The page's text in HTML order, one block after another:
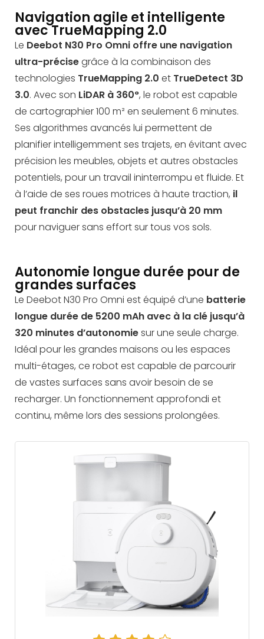
Navigation agile et intelligente
avec TrueMapping 2.0
Le Deebot N30 Pro Omni offre une navigation
ultra-précisegrâce à la combinaison des
technologies TrueMapping 2.0 et TrueDetect 3D
3.0. Avec son LiDAR à 360°, le robot est capable
de cartographier 100 m² en seulement 6 minutes.
Ses algorithmes avancés lui permettent de
planifier intelligemment ses trajets, en évitant avec
précision les meubles, objets et autres obstacles
potentiels, pour un travail ininterrompu et fluide. Et
à l’aide de ses roues motrices à haute traction, il
peut franchir des obstacles jusqu’à 20 mm
pournaviguer sans effort sur tous vos sols.
Autonomie longue durée pour de
grandes surfaces
Le Deebot N30 Pro Omni est équipé d’une batterie
longue durée de 5200 mAh avec à la clé jusqu’à
320 minutes d’autonomiesur une seule charge.
Idéal pour les grandes maisons ou les espaces
multi-étages, ce robot est capable de parcourir
de vastes surfaces sans avoir besoin de se
recharger. Un fonctionnement approfondi et
continu, même lors des sessions prolongées.